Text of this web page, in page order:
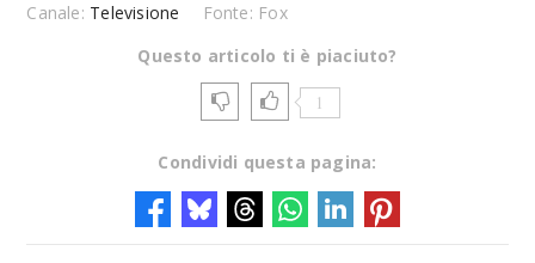
Canale: Televisione
Fonte: Fox
Questo articolo ti è piaciuto?
1
Condividi questa pagina: